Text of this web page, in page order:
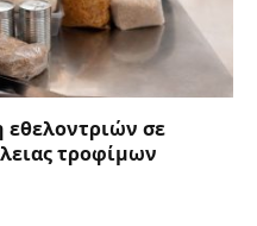
εθελοντριών σε
τροφίμων